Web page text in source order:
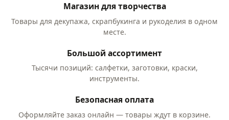
Магазин для творчества
Товары для декупажа, скрапбукинга и рукоделия в одном
месте.
Большой ассортимент
Тысячи позиций: салфетки, заготовки, краски,
инструменты.
Безопасная оплата
Оформляйте заказ онлайн — товары ждут в корзине.